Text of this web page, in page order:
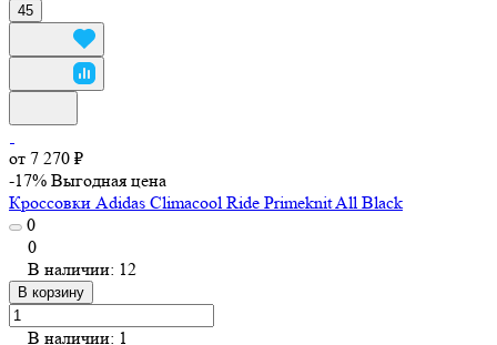
45
от 7 270 ₽
-17% Выгодная цена
Кроссовки Adidas Climacool Ride Primeknit All Black
0
0
В наличии: 12
В корзину
В наличии: 1